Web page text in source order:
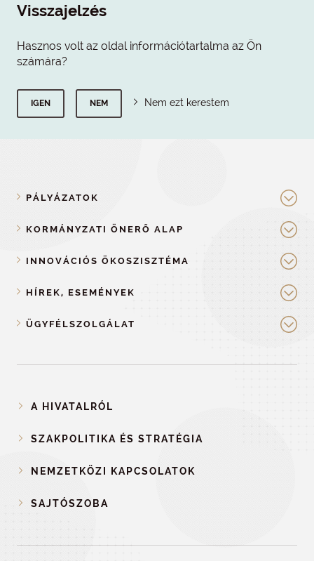
Visszajelzés
Hasznos volt az oldal információtartalma az Ön
számára?
IGEN NEM Nem ezt kerestem
PÁLYÁZATOK
KORMÁNYZATI ÖNERŐ ALAP
INNOVÁCIÓS ÖKOSZISZTÉMA
HÍREK, ESEMÉNYEK
ÜGYFÉLSZOLGÁLAT
A HIVATALRÓL
SZAKPOLITIKA ÉS STRATÉGIA
NEMZETKÖZI KAPCSOLATOK
SAJTÓSZOBA